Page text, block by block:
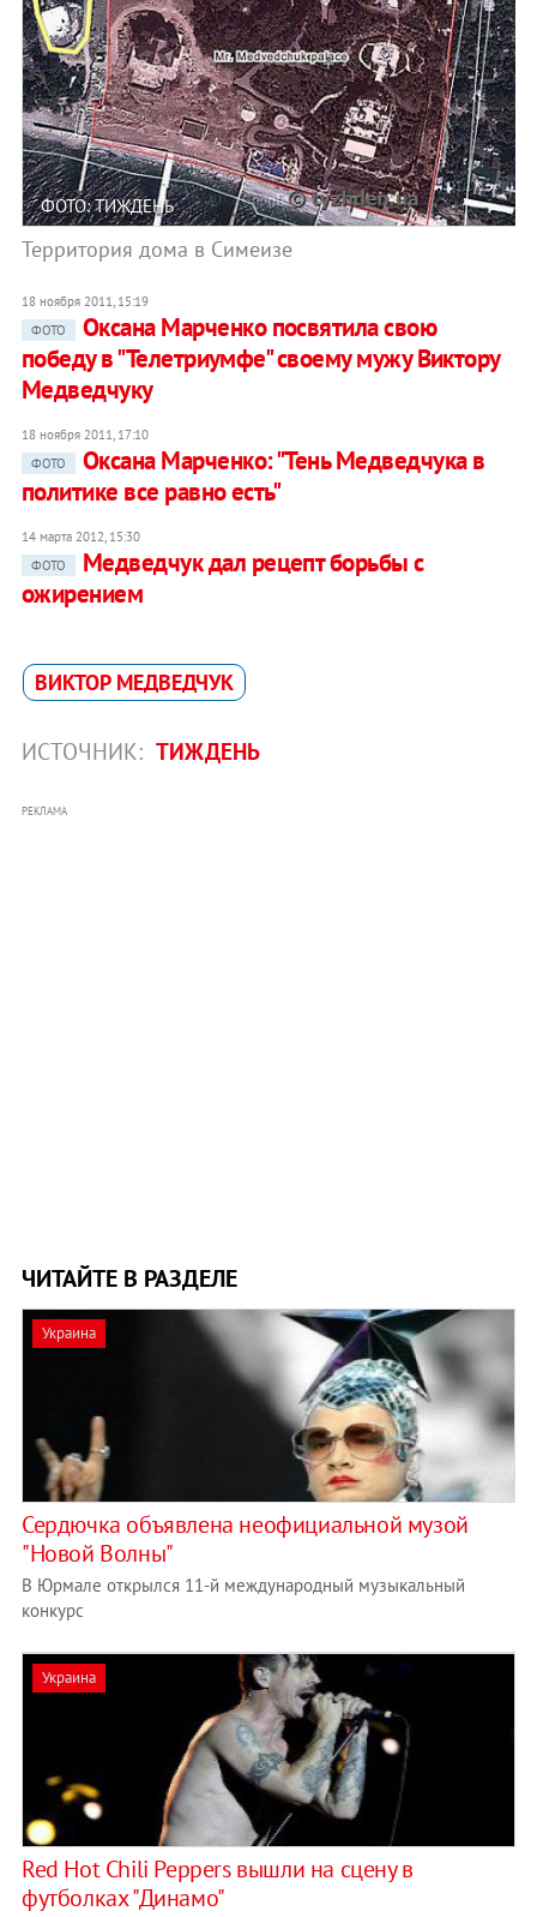
ФОТО: ТИЖДЕНЬ
Территория дома в Симеизе
18 ноября 2011, 15:19
ФОТО
Оксана Марченко посвятила свою
победу в "Телетриумфе" своему мужу Виктору
Медведчуку
18 ноября 2011, 17:10
ФОТО
Оксана Марченко: "Тень Медведчука в
политике все равно есть"
14 марта 2012, 15:30
ФОТО
Медведчук дал рецепт борьбы с
ожирением
ВИКТОР МЕДВЕДЧУК
ИСТОЧНИК: ТИЖДЕНЬ
РЕКЛАМА
ЧИТАЙТЕ В РАЗДЕЛЕ
Украина
Сердючка объявлена неофициальной музой
"Новой Волны"
В Юрмале открылся 11-й международный музыкальный
конкурс
Украина
Red Hot Chili Peppers вышли на сцену в
футболках "Динамо"